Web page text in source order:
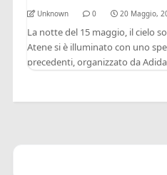
Unknown 0 20 Maggio,
La notte del 15 maggio, il cielo
Atene si è illuminato con uno
precedenti, organizzato da